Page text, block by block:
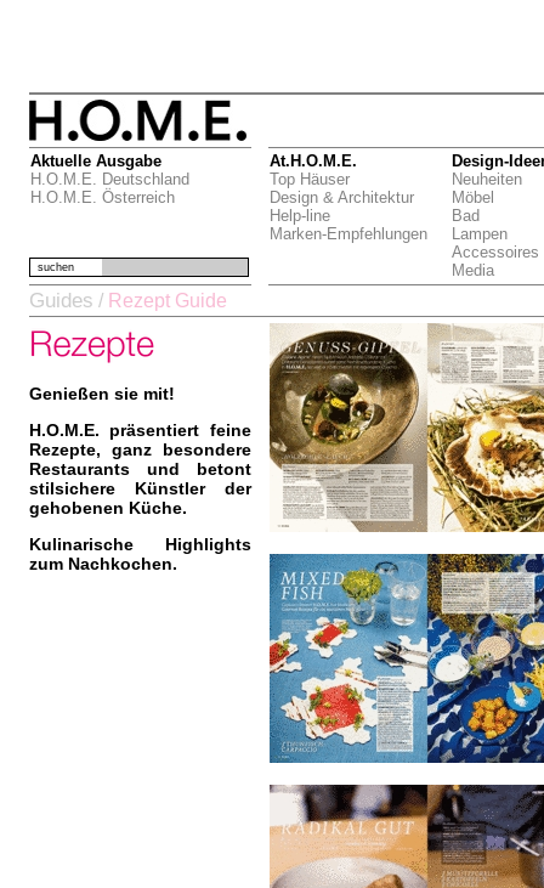
Aktuelle Ausgabe
H.O.M.E. Deutschland
H.O.M.E. Österreich
At.H.O.M.E.
Top Häuser
Design & Architektur
Help-line
Marken-Empfehlungen
Design-
Neuheiten
Möbel
Bad
Lampen
Accessoires
Media
suchen
Guides / Rezept Guide
Genießen sie mit!
H.O.M.E. präsentiert feine
Rezepte, ganz besondere
Restaurants und betont
stilsichere Künstler der
gehobenen Küche.
Kulinarische Highlights
zum Nachkochen.